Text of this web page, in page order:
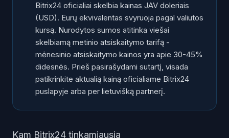
Bitrix24 oficialiai skelbia kainas JAV doleriais
(USD). Eurų ekvivalentas svyruoja pagal valiutos
kursą. Nurodytos sumos atitinka viešai
skelbiamą metinio atsiskaitymo tarifą -
mėnesinio atsiskaitymo kainos yra apie 30-45%
didesnės. Prieš pasirašydami sutartį, visada
patikrinkite aktualią kainą oficialiame Bitrix24
puslapyje arba per lietuvišką partnerį.
Kam Bitrix24 tinkamiausia